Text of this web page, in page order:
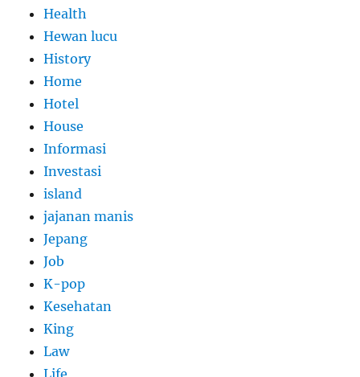
Health
Hewan lucu
History
Home
Hotel
House
Informasi
Investasi
island
jajanan manis
Jepang
Job
K-pop
Kesehatan
King
Law
Life